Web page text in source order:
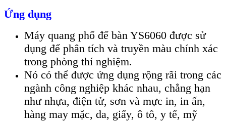
Ứng dụng
Máy quang phổ để bàn YS6060 được sử
dụng để phân tích và truyền màu chính xác
trong phòng thí nghiệm.
Nó có thể được ứng dụng rộng rãi trong các
ngành công nghiệp khác nhau, chẳng hạn
như nhựa, điện tử, sơn và mực in, in ấn,
hàng may mặc, da, giấy, ô tô, y tế, mỹ